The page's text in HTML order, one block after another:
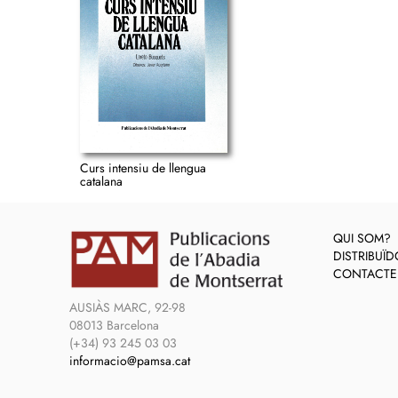
Curs intensiu de llengua
catalana
AUSIÀS MARC, 92-98
08013 Barcelona
(+34) 93 245 03 03
informacio@pamsa.cat
QUI SOM?
CONTACTE